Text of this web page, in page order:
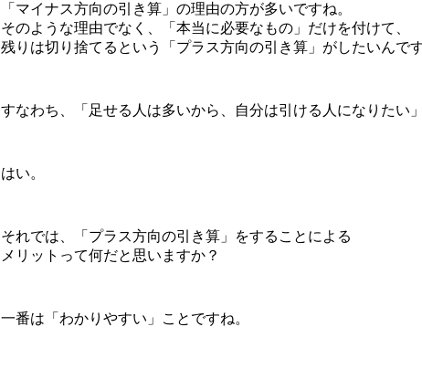
「マイナス方向の引き算」の理由の方が多いですね。
そのような理由でなく、「本当に必要なもの」だけを付けて、
残りは切り捨てるという「プラス方向の引き算」がしたいんで
すなわち、「足せる人は多いから、自分は引ける人になりたい
はい。
それでは、「プラス方向の引き算」をすることによる
メリットって何だと思いますか？
一番は「わかりやすい」ことですね。